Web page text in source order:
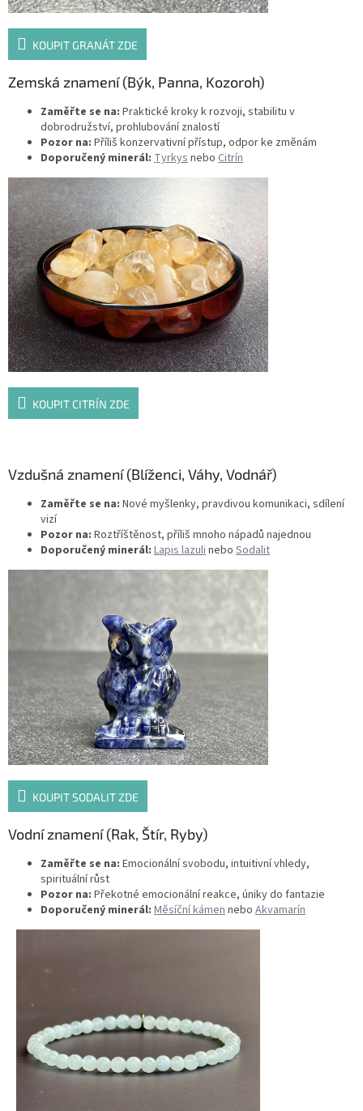
KOUPIT GRANÁT ZDE
Zemská znamení (Býk, Panna, Kozoroh)
Zaměřte se na: Praktické kroky k rozvoji, stabilitu v
dobrodružství, prohlubování znalostí
Pozor na: Příliš konzervativní přístup, odpor ke změnám
Doporučený minerál: Tyrkys nebo Citrín
KOUPIT CITRÍN ZDE
Vzdušná znamení (Blíženci, Váhy, Vodnář)
Zaměřte se na: Nové myšlenky, pravdivou komunikaci, sdílení
vizí
Pozor na: Roztříštěnost, příliš mnoho nápadů najednou
Doporučený minerál: Lapis lazulinebo Sodalit
KOUPIT SODALIT ZDE
Vodní znamení (Rak, Štír, Ryby)
Zaměřte se na: Emocionální svobodu, intuitivní vhledy,
spirituální růst
Pozor na: Překotné emocionální reakce, úniky do fantazie
Doporučený minerál: Měsíční kámennebo Akvamarín